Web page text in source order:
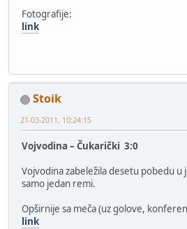
Fotografije:
link
Stoik
21-03-2011, 10:24:15
Vojvodina – Čukarički 3:0
Vojvodina zabeležila desetu pobedu u
samo jedan remi.
Opširnije sa meča (uz golove,
link